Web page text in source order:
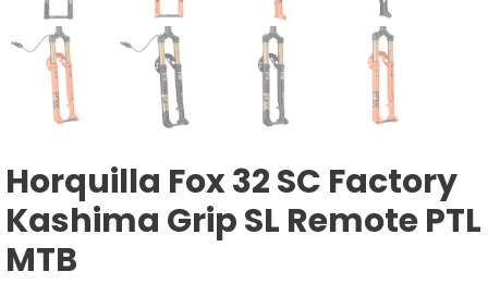
Horquilla Fox 32 SC Factory
Kashima Grip SL Remote PTL
MTB